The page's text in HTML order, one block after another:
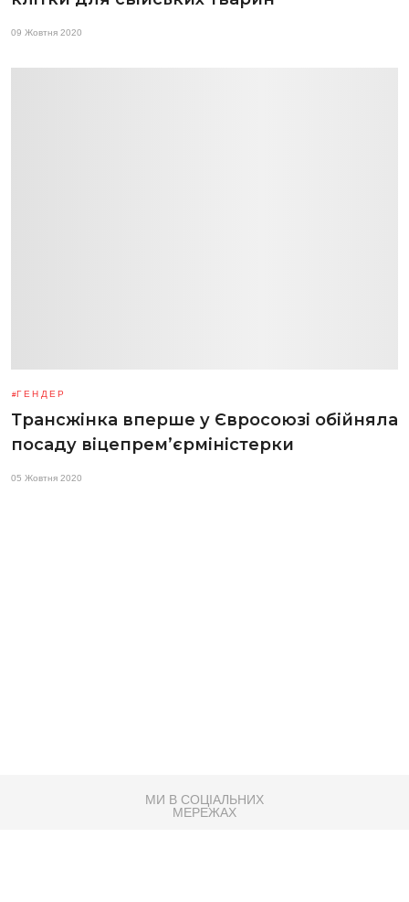
09 Жовтня 2020
ГЕНДЕР
Трансжінка вперше у Євросоюзі обійняла
посаду віцепрем’єрміністерки
05 Жовтня 2020
МИ В СОЦІАЛЬНИХ
МЕРЕЖАХ